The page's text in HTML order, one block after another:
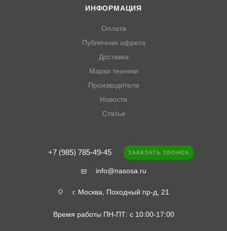
ИНФОРМАЦИЯ
Оплата
Публичная офрета
Доставка
Марки техники
Производители
Новости
Статьи
+7 (985) 785-49-45 ЗАКАЗАТЬ ЗВОНОК
info@nasosa.ru
г. Москва, Походный пр-д, 21
Время работы ПН-ПТ: с 10:00-17:00